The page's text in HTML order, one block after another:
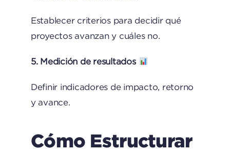
Establecer criterios para decidir qué
proyectos avanzan y cuáles no.
5. Medición de resultados
Definir indicadores de impacto, retorno
y avance.
Cómo Estructurar